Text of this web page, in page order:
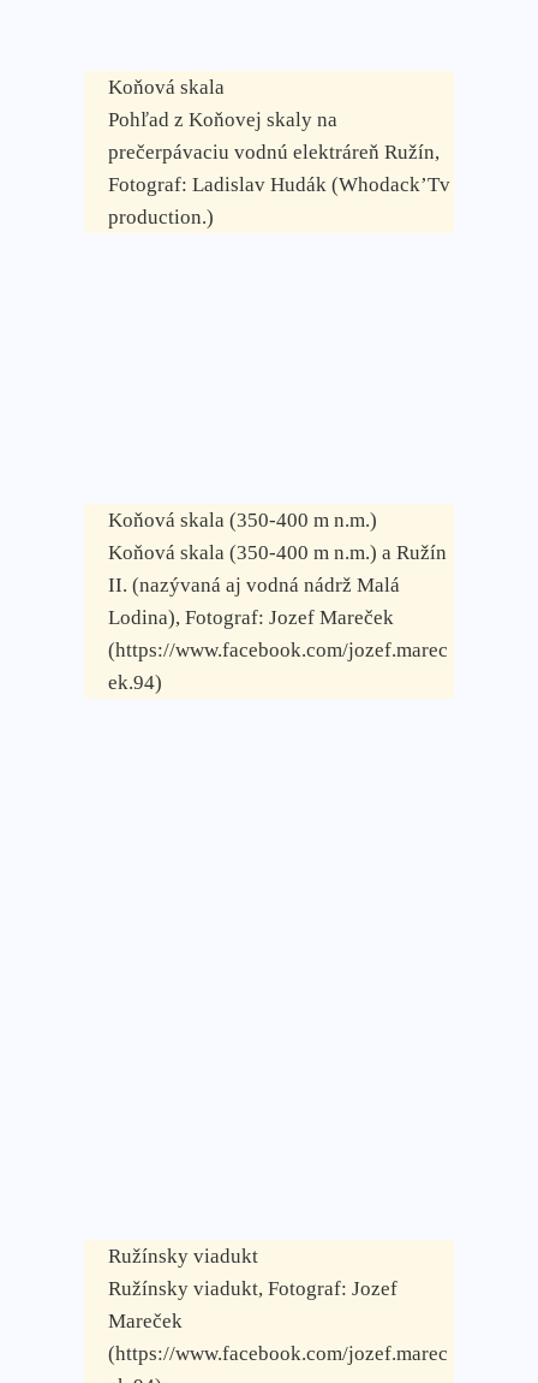
Koňová skala
Pohľad z Koňovej skaly na
prečerpávaciu vodnú elektráreň Ružín,
Fotograf: Ladislav Hudák (Whodack’Tv
production.)
Koňová skala (350-400 m n.m.)
Koňová skala (350-400 m n.m.) a Ružín
II. (nazývaná aj vodná nádrž Malá
Lodina), Fotograf: Jozef Mareček
(https://www.facebook.com/jozef.marec
ek.94)
Ružínsky viadukt
Ružínsky viadukt, Fotograf: Jozef
Mareček
(https://www.facebook.com/jozef.marec